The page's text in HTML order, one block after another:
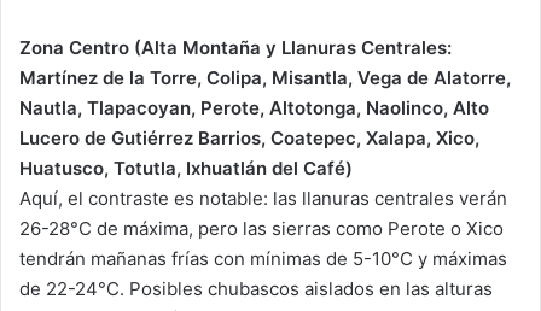
Zona Centro (Alta Montaña y Llanuras Centrales:
Martínez de la Torre, Colipa, Misantla, Vega de Alatorre,
Nautla, Tlapacoyan, Perote, Altotonga, Naolinco, Alto
Lucero de Gutiérrez Barrios, Coatepec, Xalapa, Xico,
Huatusco, Totutla, Ixhuatlán del Café)
Aquí, el contraste es notable: las llanuras centrales verán
26-28°C de máxima, pero las sierras como Perote o Xico
tendrán mañanas frías con mínimas de 5-10°C y máximas
de 22-24°C. Posibles chubascos aislados en las alturas